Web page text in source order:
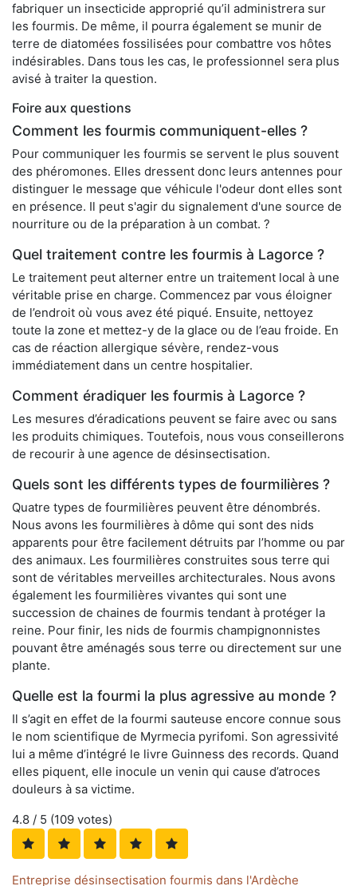
fabriquer un insecticide approprié qu’il administrera sur
les fourmis. De même, il pourra également se munir de
terre de diatomées fossilisées pour combattre vos hôtes
indésirables. Dans tous les cas, le professionnel sera plus
avisé à traiter la question.
Foire aux questions
Comment les fourmis communiquent-elles ?
Pour communiquer les fourmis se servent le plus souvent
des phéromones. Elles dressent donc leurs antennes pour
distinguer le message que véhicule l'odeur dont elles sont
en présence. Il peut s'agir du signalement d'une source de
nourriture ou de la préparation à un combat. ?
Quel traitement contre les fourmis à Lagorce ?
Le traitement peut alterner entre un traitement local à une
véritable prise en charge. Commencez par vous éloigner
de l’endroit où vous avez été piqué. Ensuite, nettoyez
toute la zone et mettez-y de la glace ou de l’eau froide. En
cas de réaction allergique sévère, rendez-vous
immédiatement dans un centre hospitalier.
Comment éradiquer les fourmis à Lagorce ?
Les mesures d’éradications peuvent se faire avec ou sans
les produits chimiques. Toutefois, nous vous conseillerons
de recourir à une agence de désinsectisation.
Quels sont les différents types de fourmilières ?
Quatre types de fourmilières peuvent être dénombrés.
Nous avons les fourmilières à dôme qui sont des nids
apparents pour être facilement détruits par l’homme ou par
des animaux. Les fourmilières construites sous terre qui
sont de véritables merveilles architecturales. Nous avons
également les fourmilières vivantes qui sont une
succession de chaines de fourmis tendant à protéger la
reine. Pour finir, les nids de fourmis champignonnistes
pouvant être aménagés sous terre ou directement sur une
plante.
Quelle est la fourmi la plus agressive au monde ?
Il s’agit en effet de la fourmi sauteuse encore connue sous
le nom scientifique de Myrmecia pyrifomi. Son agressivité
lui a même d’intégré le livre Guinness des records. Quand
elles piquent, elle inocule un venin qui cause d’atroces
douleurs à sa victime.
4.8 / 5 (109 votes)
Entreprise désinsectisation fourmis dans l'Ardèche